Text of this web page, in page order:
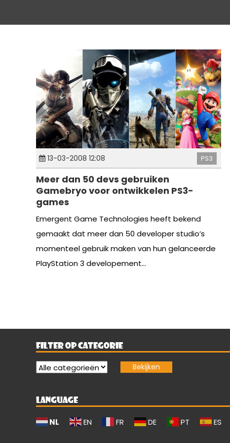
13-03-2008 12:08 PS3
Meer dan 50 devs gebruiken
Gamebryo voor ontwikkelen PS3-
games
Emergent Game Technologies heeft bekend
gemaakt dat meer dan 50 developer studio’s
momenteel gebruik maken van hun gelanceerde
PlayStation 3 developement...
FILTER OP CATEGORIE
LANGUAGE
NL EN FR DE PT ES